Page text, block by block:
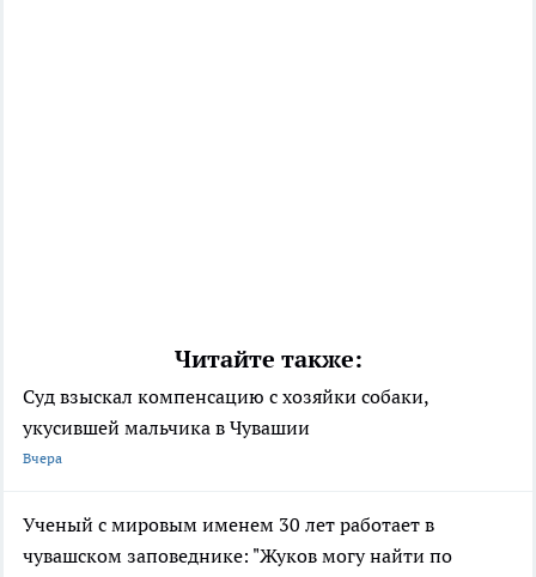
Читайте также:
Суд взыскал компенсацию с хозяйки собаки,
укусившей мальчика в Чувашии
Вчера
Ученый с мировым именем 30 лет работает в
чувашском заповеднике: "Жуков могу найти по